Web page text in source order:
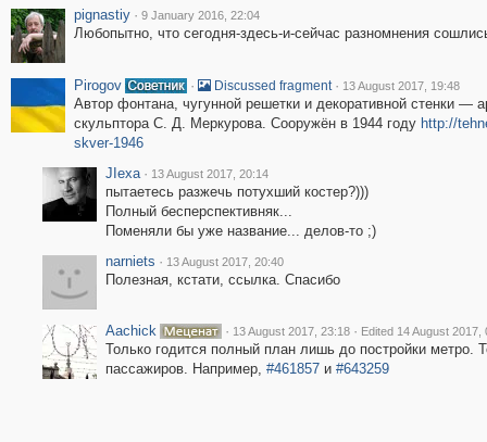
pignastiy · 9 January 2016, 22:04
Любопытно, что сегодня-здесь-и-сейчас разномнения
Pirogov · Discussed fragment · 13 August 2017, 19:48
Автор фонтана, чугунной решетки и декоративной стенки —
скульптора С. Д. Меркурова. Сооружён в 1944 году http://
skver-1946
JIexa · 13 August 2017, 20:14
пытаетесь разжечь потухший костер?)))
Полный бесперспективняк...
Поменяли бы уже название... делов-то ;)
narniets · 13 August 2017, 20:40
Полезная, кстати, ссылка. Спасибо
Aachick · 13 August 2017, 23:18 · Edited 14 August 2017,
Только годится полный план лишь до постройки метро.
пассажиров. Например, #461857и #643259